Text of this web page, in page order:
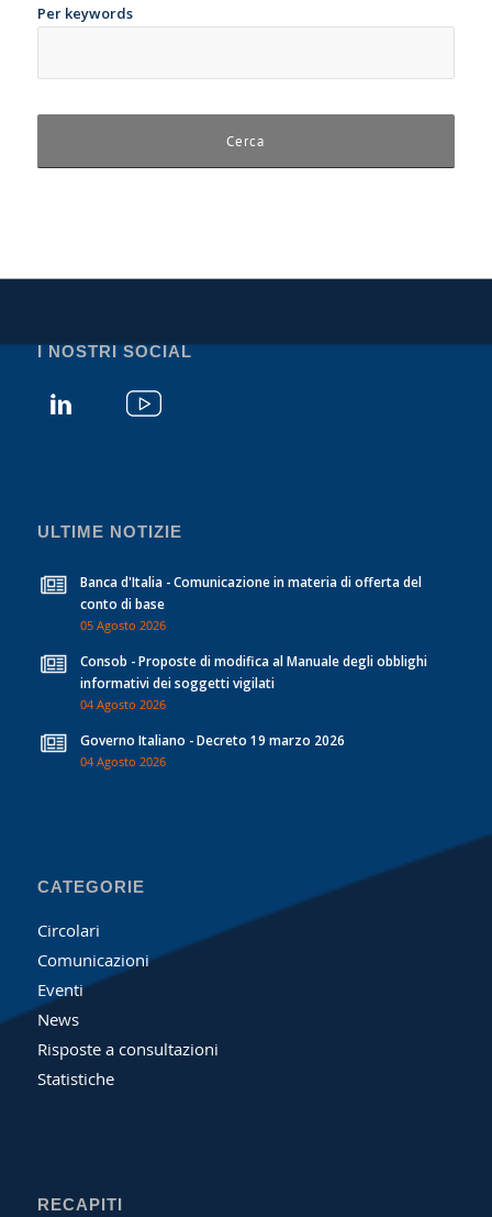
Per keywords
I NOSTRI SOCIAL
ULTIME NOTIZIE
Banca d'Italia - Comunicazione in materia di offerta del
conto di base
05 Agosto 2026
Consob - Proposte di modifica al Manuale degli obblighi
informativi dei soggetti vigilati
04 Agosto 2026
Governo Italiano - Decreto 19 marzo 2026
04 Agosto 2026
CATEGORIE
Circolari
Comunicazioni
Eventi
News
Risposte a consultazioni
Statistiche
RECAPITI